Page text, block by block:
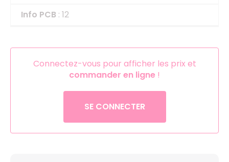
Info PCB : 12
Connectez-vous pour afficher les prix et
commander en ligne !
SE CONNECTER